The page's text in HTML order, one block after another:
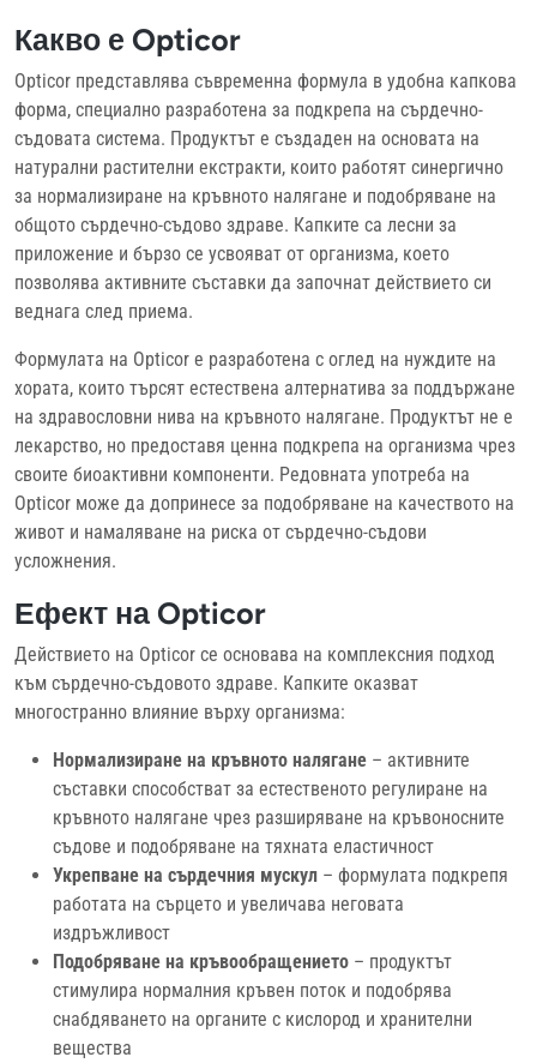
Какво е Opticor
Opticor представлява съвременна формула в удобна капкова
форма, специално разработена за подкрепа на сърдечно-
съдовата система. Продуктът е създаден на основата на
натурални растителни екстракти, които работят синергично
за нормализиране на кръвното налягане и подобряване на
общото сърдечно-съдово здраве. Капките са лесни за
приложение и бързо се усвояват от организма, което
позволява активните съставки да започнат действието си
веднага след приема.
Формулата на Opticor е разработена с оглед на нуждите на
хората, които търсят естествена алтернатива за поддържане
на здравословни нива на кръвното налягане. Продуктът не е
лекарство, но предоставя ценна подкрепа на организма чрез
своите биоактивни компоненти. Редовната употреба на
Opticor може да допринесе за подобряване на качеството на
живот и намаляване на риска от сърдечно-съдови
усложнения.
Ефект на Opticor
Действието на Opticor се основава на комплексния подход
към сърдечно-съдовото здраве. Капките оказват
многостранно влияние върху организма:
Нормализиране на кръвното налягане – активните
съставки способстват за естественото регулиране на
кръвното налягане чрез разширяване на кръвоносните
съдове и подобряване на тяхната еластичност
Укрепване на сърдечния мускул – формулата подкрепя
работата на сърцето и увеличава неговата
издръжливост
Подобряване на кръвообращението – продуктът
стимулира нормалния кръвен поток и подобрява
снабдяването на органите с кислород и хранителни
вещества